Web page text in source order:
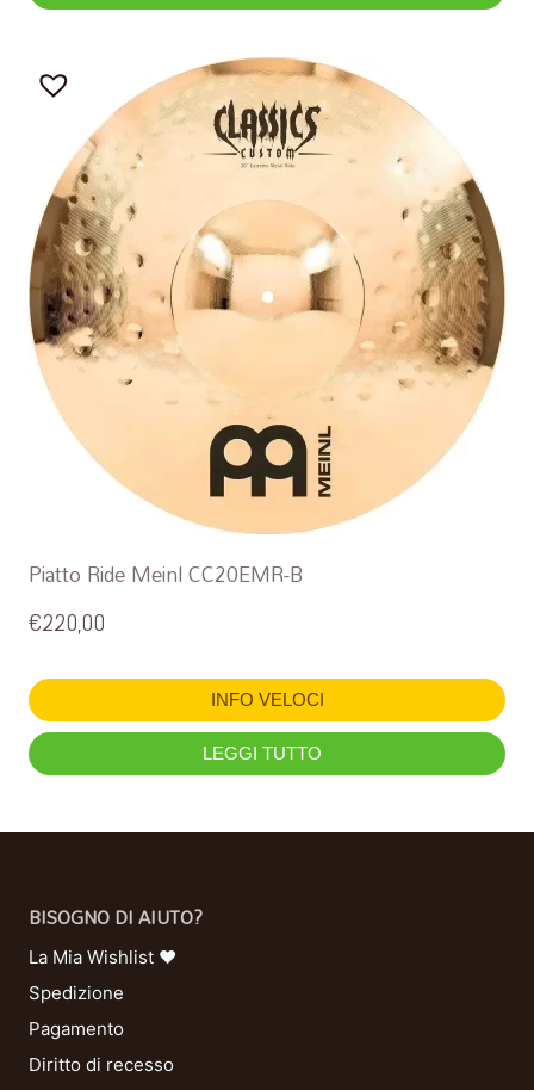
Piatto Ride Meinl CC20EMR-B
€220,00
INFO VELOCI
LEGGI TUTTO
BISOGNO DI AIUTO?
La Mia Wishlist ❤
Spedizione
Pagamento
Diritto di recesso